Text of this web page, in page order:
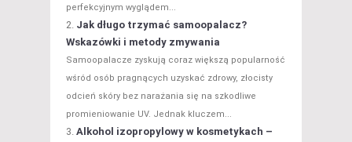
perfekcyjnym wyglądem...
Jak długo trzymać samoopalacz?
Wskazówki i metody zmywania
Samoopalacze zyskują coraz większą popularność
wśród osób pragnących uzyskać zdrowy, złocisty
odcień skóry bez narażania się na szkodliwe
promieniowanie UV. Jednak kluczem...
Alkohol izopropylowy w kosmetykach –